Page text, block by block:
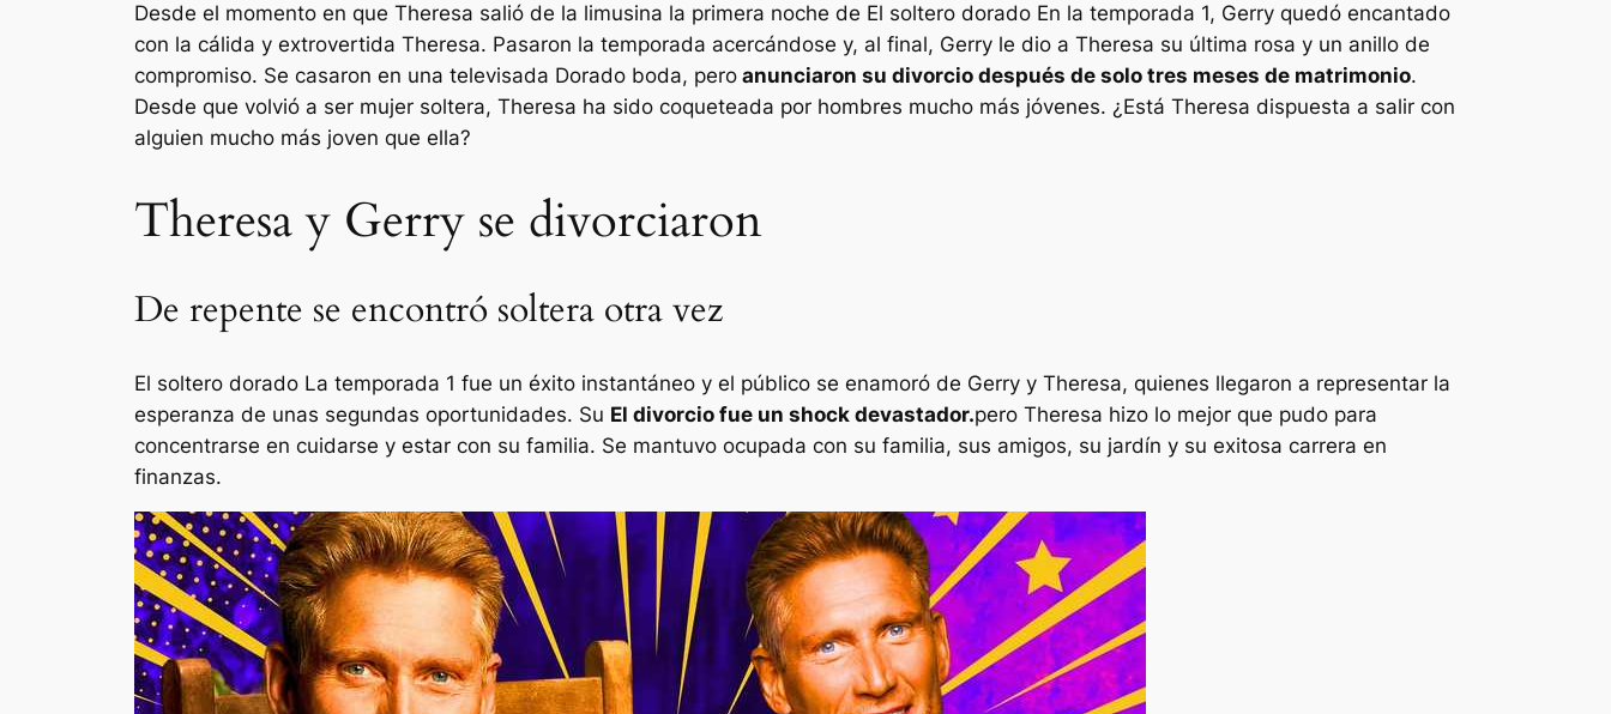
Desde el momento en que Theresa salió de la limusina la primera noche de El soltero dorado En la temporada 1, Gerry quedó encantado
con la cálida y extrovertida Theresa. Pasaron la temporada acercándose y, al final, Gerry le dio a Theresa su última rosa y un anillo de
compromiso. Se casaron en una televisada Dorado boda, pero anunciaron su divorcio después de solo tres meses de matrimonio.
Desde que volvió a ser mujer soltera, Theresa ha sido coqueteada por hombres mucho más jóvenes. ¿Está Theresa dispuesta a salir con
alguien mucho más joven que ella?
Theresa y Gerry se divorciaron
De repente se encontró soltera otra vez
El soltero dorado La temporada 1 fue un éxito instantáneo y el público se enamoró de Gerry y Theresa, quienes llegaron a representar la
esperanza de unas segundas oportunidades. Su El divorcio fue un shock devastador.pero Theresa hizo lo mejor que pudo para
concentrarse en cuidarse y estar con su familia. Se mantuvo ocupada con su familia, sus amigos, su jardín y su exitosa carrera en
finanzas.